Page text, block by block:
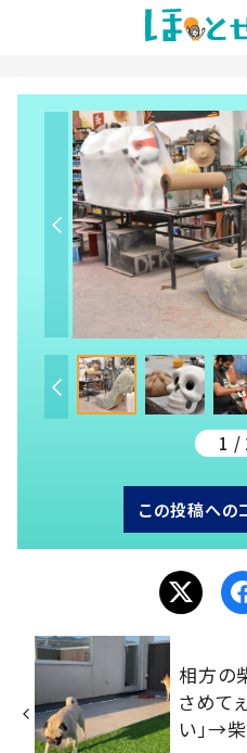
1 /
この投稿への
相方の
さめて
い」→